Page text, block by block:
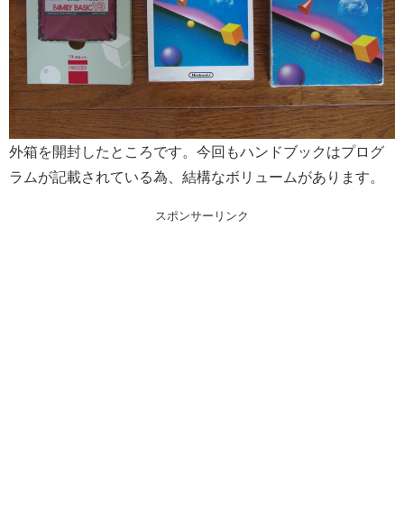
外箱を開封したところです。今回もハンドブックはプログ
ラムが記載されている為、結構なボリュームがあります。
スポンサーリンク